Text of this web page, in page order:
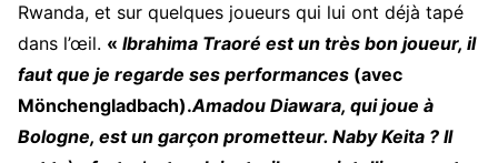
Rwanda, et sur quelques joueurs qui lui ont déjà tapé
dans l’œil. « Ibrahima Traoré est un très bon joueur, il
faut que je regarde ses performances (avec
Mönchengladbach).Amadou Diawara, qui joue à
Bologne, est un garçon prometteur. Naby Keita ? Il